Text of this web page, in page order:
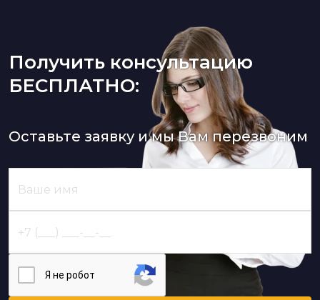
Получить консультацию
БЕСПЛАТНО:
Оставьте заявку и мы Вам перезвоним
Я нe poбoт